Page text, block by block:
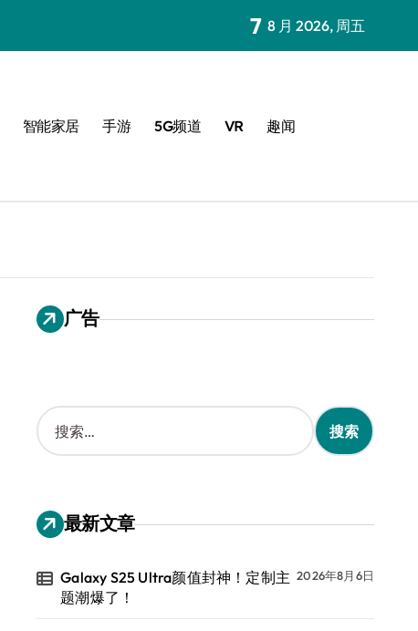
7 8 月 2026, 周五
智能家居 手游 5G频道 VR 趣闻
广告
搜
索
：
最新文章
Galaxy S25 Ultra颜值封神！定制主
题潮爆了！
2026年8月6日